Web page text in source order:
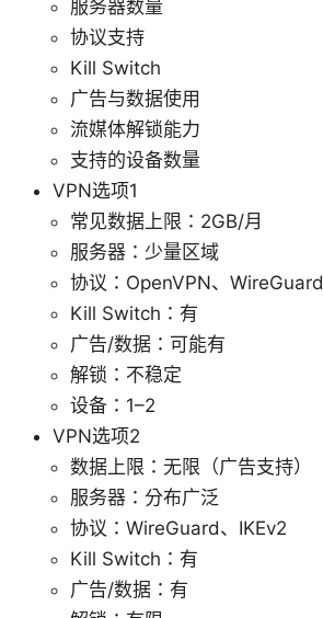
服务器数量
协议支持
Kill Switch
广告与数据使用
流媒体解锁能力
支持的设备数量
VPN选项1
常见数据上限：2GB/月
服务器：少量区域
协议：OpenVPN、WireGuard
Kill Switch：有
广告/数据：可能有
解锁：不稳定
设备：1–2
VPN选项2
数据上限：无限（广告支持）
服务器：分布广泛
协议：WireGuard、IKEv2
Kill Switch：有
广告/数据：有